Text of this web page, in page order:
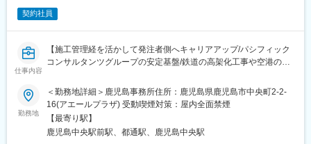
営業所全体の目標はありますが、個人ノルマはありません。毎月
数字に追われることもなく、達成度合いによって給与に変動もあ
◎給与体系
固定給が高水準であり、営業成績に関係なく安定して稼げる環境
ですので同業界経験者も多く入社しています。
契約社員
仕事内容
【施工管理経を活かして発注者側へキャリアアップ/パシフィック
コンサルタンツグループの安定基盤/鉄道の高架化工事や空港の再
どの案件多数/年間休日125日以上・土日祝休み】
■業務内容
鉄道、空港、港湾、都市再開発などの大規模建設プロジェクトの
施工管理業務（発注者支援）を担当いただきます。
勤務地
＜勤務地詳細＞鹿児島事務所住所：鹿児島県鹿児島市中央町2-2-
16(アエールプラザ) 受動喫煙対策：屋内全面禁煙
【最寄り駅】
鹿児島中央駅前駅、都通駅、鹿児島中央駅